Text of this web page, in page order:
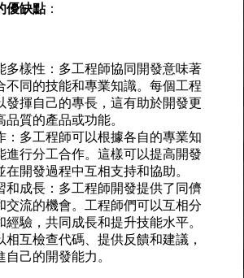
優缺點：
多樣性：多工程師協同開發意味著
不同的技能和專業知識。每個工程
發揮自己的專長，這有助於開發更
品質的產品或功能。
：多工程師可以根據各自的專業知
進行分工合作。這樣可以提高開發
在開發過程中互相支持和協助。
和成長：多工程師開發提供了同儕
交流的機會。工程師們可以互相分
經驗，共同成長和提升技能水平。
相互檢查代碼、提供反饋和建議，
自己的開發能力。